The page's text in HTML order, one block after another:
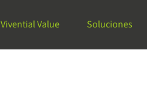
Vivential Value Soluciones